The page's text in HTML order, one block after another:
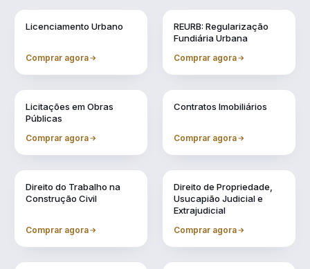
Licenciamento Urbano
Comprar agora
REURB: Regularização
Fundiária Urbana
Comprar agora
Licitações em Obras
Públicas
Comprar agora
Contratos Imobiliários
Comprar agora
Direito do Trabalho na
Construção Civil
Comprar agora
Direito de Propriedade,
Usucapião Judicial e
Extrajudicial
Comprar agora